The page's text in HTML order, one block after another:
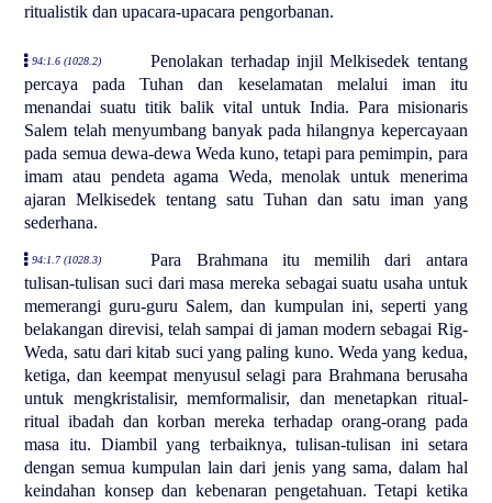
ritualistik dan upacara-upacara pengorbanan.
94:1.6 (1028.2)
Penolakan terhadap injil Melkisedek tentang
percaya pada Tuhan dan keselamatan melalui iman itu
menandai suatu titik balik vital untuk India. Para misionaris
Salem telah menyumbang banyak pada hilangnya kepercayaan
pada semua dewa-dewa Weda kuno, tetapi para pemimpin, para
imam atau pendeta agama Weda, menolak untuk menerima
ajaran Melkisedek tentang satu Tuhan dan satu iman yang
sederhana.
94:1.7 (1028.3)
Para Brahmana itu memilih dari antara
tulisan-tulisan suci dari masa mereka sebagai suatu usaha untuk
memerangi guru-guru Salem, dan kumpulan ini, seperti yang
belakangan direvisi, telah sampai di jaman modern sebagai Rig-
Weda, satu dari kitab suci yang paling kuno. Weda yang kedua,
ketiga, dan keempat menyusul selagi para Brahmana berusaha
untuk mengkristalisir, memformalisir, dan menetapkan ritual-
ritual ibadah dan korban mereka terhadap orang-orang pada
masa itu. Diambil yang terbaiknya, tulisan-tulisan ini setara
dengan semua kumpulan lain dari jenis yang sama, dalam hal
keindahan konsep dan kebenaran pengetahuan. Tetapi ketika